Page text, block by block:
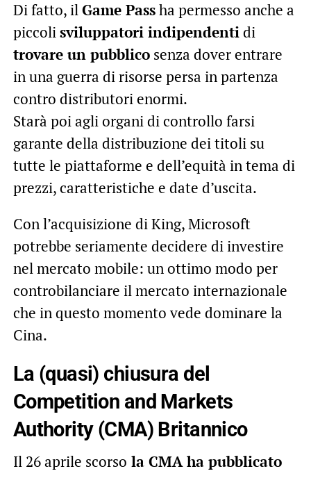
Di fatto, il Game Passha permesso anche a
piccoli sviluppatori indipendenti di
trovare un pubblicosenza dover entrare
in una guerra di risorse persa in partenza
contro distributori enormi.
Starà poi agli organi di controllo farsi
garante della distribuzione dei titoli su
tutte le piattaforme e dell’equità in tema di
prezzi, caratteristiche e date d’uscita.
Con l’acquisizione di King, Microsoft
potrebbe seriamente decidere di investire
nel mercato mobile: un ottimo modo per
controbilanciare il mercato internazionale
che in questo momento vede dominare la
Cina.
La (quasi) chiusura del
Competition and Markets
Authority (CMA) Britannico
Il 26 aprile scorso la CMA ha pubblicato